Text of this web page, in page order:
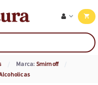
Marca: Smirnoff